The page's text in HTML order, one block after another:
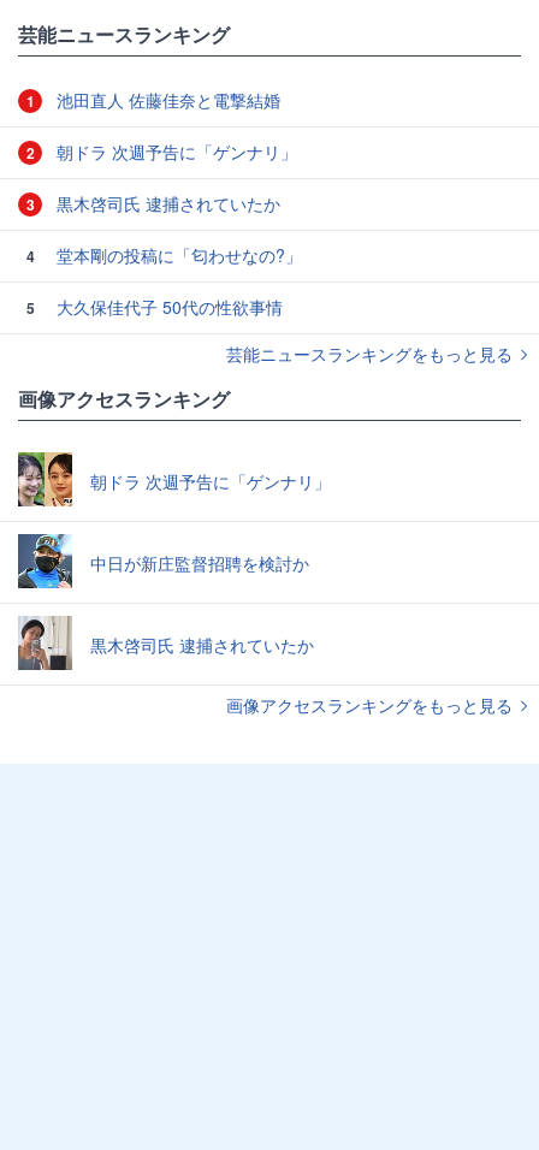
芸能ニュースランキング
1 池田直人 佐藤佳奈と電撃結婚
2 朝ドラ 次週予告に「ゲンナリ」
3 黒木啓司氏 逮捕されていたか
4 堂本剛の投稿に「匂わせなの?」
5
大久保佳代子 50代の性欲事情
芸能ニュースランキングをもっと見る
画像アクセスランキング
朝ドラ 次週予告に「ゲンナリ」
中日が新庄監督招聘を検討か
黒木啓司氏 逮捕されていたか
画像アクセスランキングをもっと見る